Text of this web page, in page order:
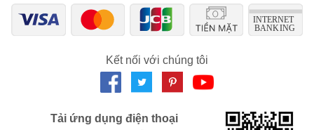
Kết nối với chúng tôi
Tải ứng dụng điện thoại